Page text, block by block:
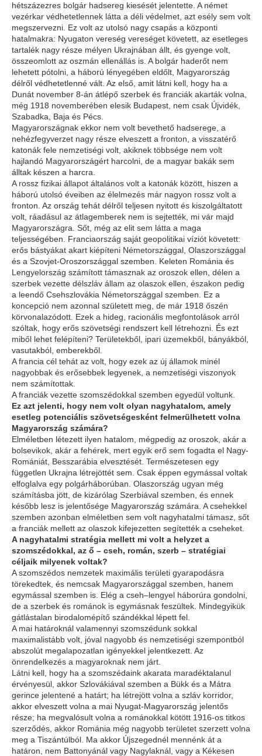
hétszázezres bolgár hadsereg kiesését jelentette. A német
vezérkar védhetetlennek látta a déli védelmet, azt esély sem volt
megszervezni. Ez volt az utolsó nagy csapás a központi
hatalmakra: Nyugaton vereség vereséget követett, az esetleges
tartalék nagy része mélyen Ukrajnában állt, és gyenge volt,
összeomlott az oszmán ellenállás is. A bolgár haderőt nem
lehetett pótolni, a háború lényegében eldőlt, Magyarország
délről védhetetlenné vált. Az első, amit látni kell, hogy ha a
Dunát november 8-án átlépő szerbek és franciák akarták volna,
még 1918 novemberében elesik Budapest, nem csak Újvidék,
Szabadka, Baja és Pécs.
Magyarországnak ekkor nem volt bevethető hadserege, a
nehézfegyverzet nagy része elveszett a fronton, a visszatérő
katonák fele nemzetiségi volt, akiknek többsége nem volt
hajlandó Magyarországért harcolni, de a magyar bakák sem
álltak készen a harcra.
A rossz fizikai állapot általános volt a katonák között, hiszen a
háború utolsó éveiben az élelmezés már nagyon rossz volt a
fronton. Az ország tehát délről teljesen nyitott és kiszolgáltatott
volt, ráadásul az átlagemberek nem is sejtették, mi vár majd
Magyarországra. Sőt, még az elit sem látta a maga
teljességében. Franciaország saját geopolitikai víziót követett:
erős bástyákat akart kiépíteni Németországgal, Olaszországgal
és a Szovjet-Oroszországgal szemben. Keleten Románia és
Lengyelország számított támasznak az oroszok ellen, délen a
szerbek vezette délszláv állam az olaszok ellen, északon pedig
a leendő Csehszlovákia Németországgal szemben. Ez a
koncepció nem azonnal született meg, de már 1918 őszén
körvonalazódott. Ezek a hideg, racionális megfontolások arról
szóltak, hogy erős szövetségi rendszert kell létrehozni. És ezt
miből lehet felépíteni? Területekből, ipari üzemekből, bányákból,
vasutakból, emberekből.
A francia cél tehát az volt, hogy ezek az új államok minél
nagyobbak és erősebbek legyenek, a nemzetiségi viszonyok
nem számítottak.
A franciák vezette szomszédokkal szemben egyedül voltunk.
Ez azt jelenti, hogy nem volt olyan nagyhatalom, amely
esetleg potenciális szövetségesként felmerülhetett volna
Magyarország számára?
Elméletben létezett ilyen hatalom, mégpedig az oroszok, akár a
bolsevikok, akár a fehérek, mert egyik erő sem fogadta el Nagy-
Romániát, Besszarábia elvesztését. Természetesen egy
független Ukrajna létrejöttét sem. Csak éppen egymással voltak
elfoglalva egy polgárháborúban. Olaszország ugyan még
számításba jött, de kizárólag Szerbiával szemben, és ennek
később lesz is jelentősége Magyarország számára. A csehekkel
szemben azonban elméletben sem volt nagyhatalmi támasz, sőt
a franciák mellett az olaszok kifejezetten segítették a cseheket.
A nagyhatalmi stratégia mellett mi volt a helyzet a
szomszédokkal, az ő – cseh, román, szerb – stratégiai
céljaik milyenek voltak?
A szomszédos nemzetek maximális területi gyarapodásra
törekedtek, és nemcsak Magyarországgal szemben, hanem
egymással szemben is. Elég a cseh–lengyel háborúra gondolni,
de a szerbek és románok is egymásnak feszültek. Mindegyikük
gátlástalan birodalomépítő szándékkal lépett fel.
A mai határoknál valamennyi szomszédunk sokkal
maximalistább volt, jóval nagyobb és nemzetiségi szempontból
abszolút megalapozatlan igényekkel jelentkezett. Az
önrendelkezés a magyaroknak nem járt.
Látni kell, hogy ha a szomszédaink akarata maradéktalanul
érvényesül, akkor Szlovákiával szemben a Bükk és a Mátra
gerince jelentené a határt; ha létrejött volna a szláv korridor,
akkor elveszett volna a mai Nyugat-Magyarország jelentős
része; ha megvalósult volna a románokkal kötött 1916-os titkos
szerződés, akkor Románia még nagyobb területet szerzett volna
meg a Tiszántúlból. Ma akkor Újszegednél mennénk át a
határon, nem Battonyánál vagy Nagylaknál, vagy a Kékesen